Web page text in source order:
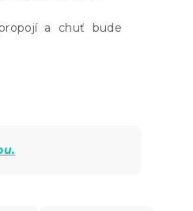
a chuť bude